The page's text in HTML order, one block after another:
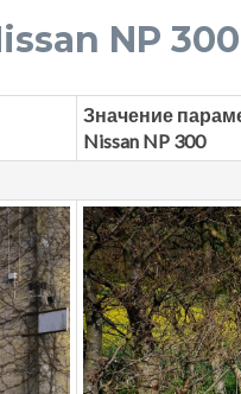
NP
Значение
Nissan NP 300